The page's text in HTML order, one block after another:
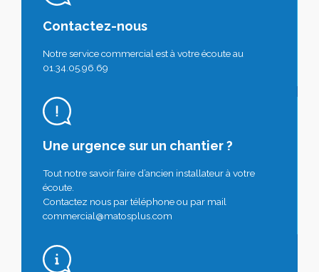
Contactez-nous
Notre service commercial est à votre écoute au
01.34.05.96.69
Une urgence sur un chantier ?
Tout notre savoir faire d’ancien installateur à votre
écoute.
Contactez nous par téléphone ou par mail
commercial@matosplus.com